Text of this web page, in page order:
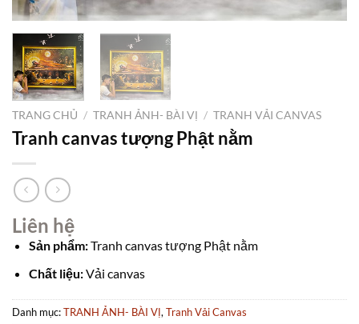
TRANG CHỦ / TRANH ẢNH- BÀI VỊ / TRANH VẢI CANVAS
Tranh canvas tượng Phật nằm
Liên hệ
Sản phẩm:Tranh canvas tượng Phật nằm
Chất liệu:Vải canvas
Danh mục:TRANH ẢNH- BÀI VỊ,Tranh Vải Canvas